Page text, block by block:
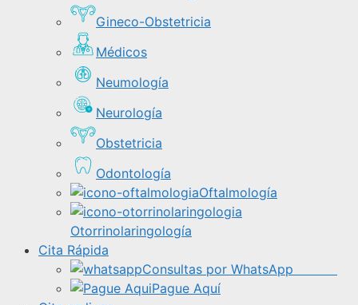
Gineco-Obstetricia
Médicos
Neumología
Neurología
Obstetricia
Odontología
Oftalmología
Otorrinolaringología
Cita Rápida
Consultas por WhatsApp
Pague Aquí